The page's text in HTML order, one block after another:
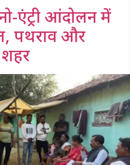
एंट्री आंदोलन में
पथराव और
शहर